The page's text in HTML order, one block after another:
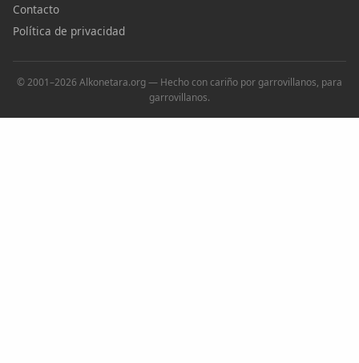
Contacto
Política de privacidad
© 2001–2026 Alkonetara.org — Hecho con cariño por garrovillanos, para
garrovillanos.